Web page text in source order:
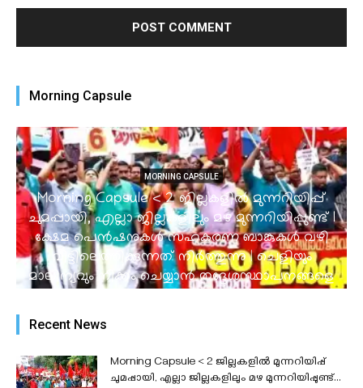
Morning Capsule
MORNING CAPSULE
Morning Capsule < 2 ജില്ലകളിൽ മുന്നറിയിപ്പ്
ചുമപ്പായി, എല്ലാ ജില്ലകളിലും മഴ മുന്നറിയിപ്പുണ്ട് I
ക്ഷേമ പെൻഷനുകൾ സഹകരണ ബാങ്കുകൾ വഴി
വീട്ടിലെത്തിക്കുന്നത് നിർത്തുന്നു | ചെളിയും
മാലിന്യവും നീക്കം ചെയ്യാൻ തദ്ദേശസ്ഥാപനങ്ങളെ
‘മൈ പോലീസ് സ്റ്റേഷൻ’ 15 മുതൽ...
Recent News
Morning Capsule < 2 ജില്ലകളിൽ മുന്നറിയിപ്പ്
ചുമപ്പായി, എല്ലാ ജില്ലകളിലും മഴ മുന്നറിയിപ്പുണ്ട്...